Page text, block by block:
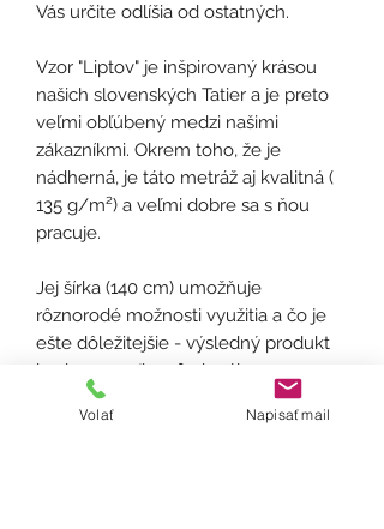
Vás určite odlíšia od ostatných.
Vzor "Liptov" je inšpirovaný krásou
našich slovenských Tatier a je preto
veľmi obľúbený medzi našimi
zákazníkmi. Okrem toho, že je
nádherná, je táto metráž aj kvalitná (
135 g/m²) a veľmi dobre sa s ňou
pracuje.
Jej šírka (140 cm) umožňuje
rôznorodé možnosti využitia a čo je
ešte dôležitejšie - výsledný produkt
bude vyzerať profesionálne a
tradične.
Volať Napisať mail